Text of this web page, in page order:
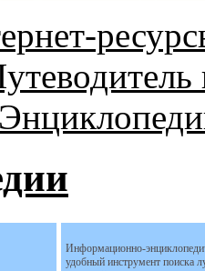
Информационно-
удобный инструмент поиска